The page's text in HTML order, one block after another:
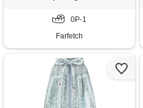
0P-1
Farfetch